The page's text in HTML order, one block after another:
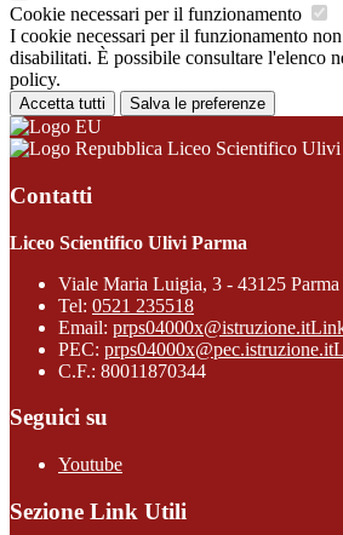
Cookie necessari per il funzionamento
I cookie necessari per il funzionamento non
disabilitati. È possibile consultare l'elenco
policy.
Accetta tutti Salva le preferenze
Liceo Scientifico Ulivi
Contatti
Liceo Scientifico Ulivi Parma
Viale Maria Luigia, 3 - 43125 Parma
Tel: 0521 235518
Email: prps04000x@istruzione.it
PEC: prps04000x@pec.istruzione.it
C.F.: 80011870344
Seguici su
Youtube
Sezione Link Utili